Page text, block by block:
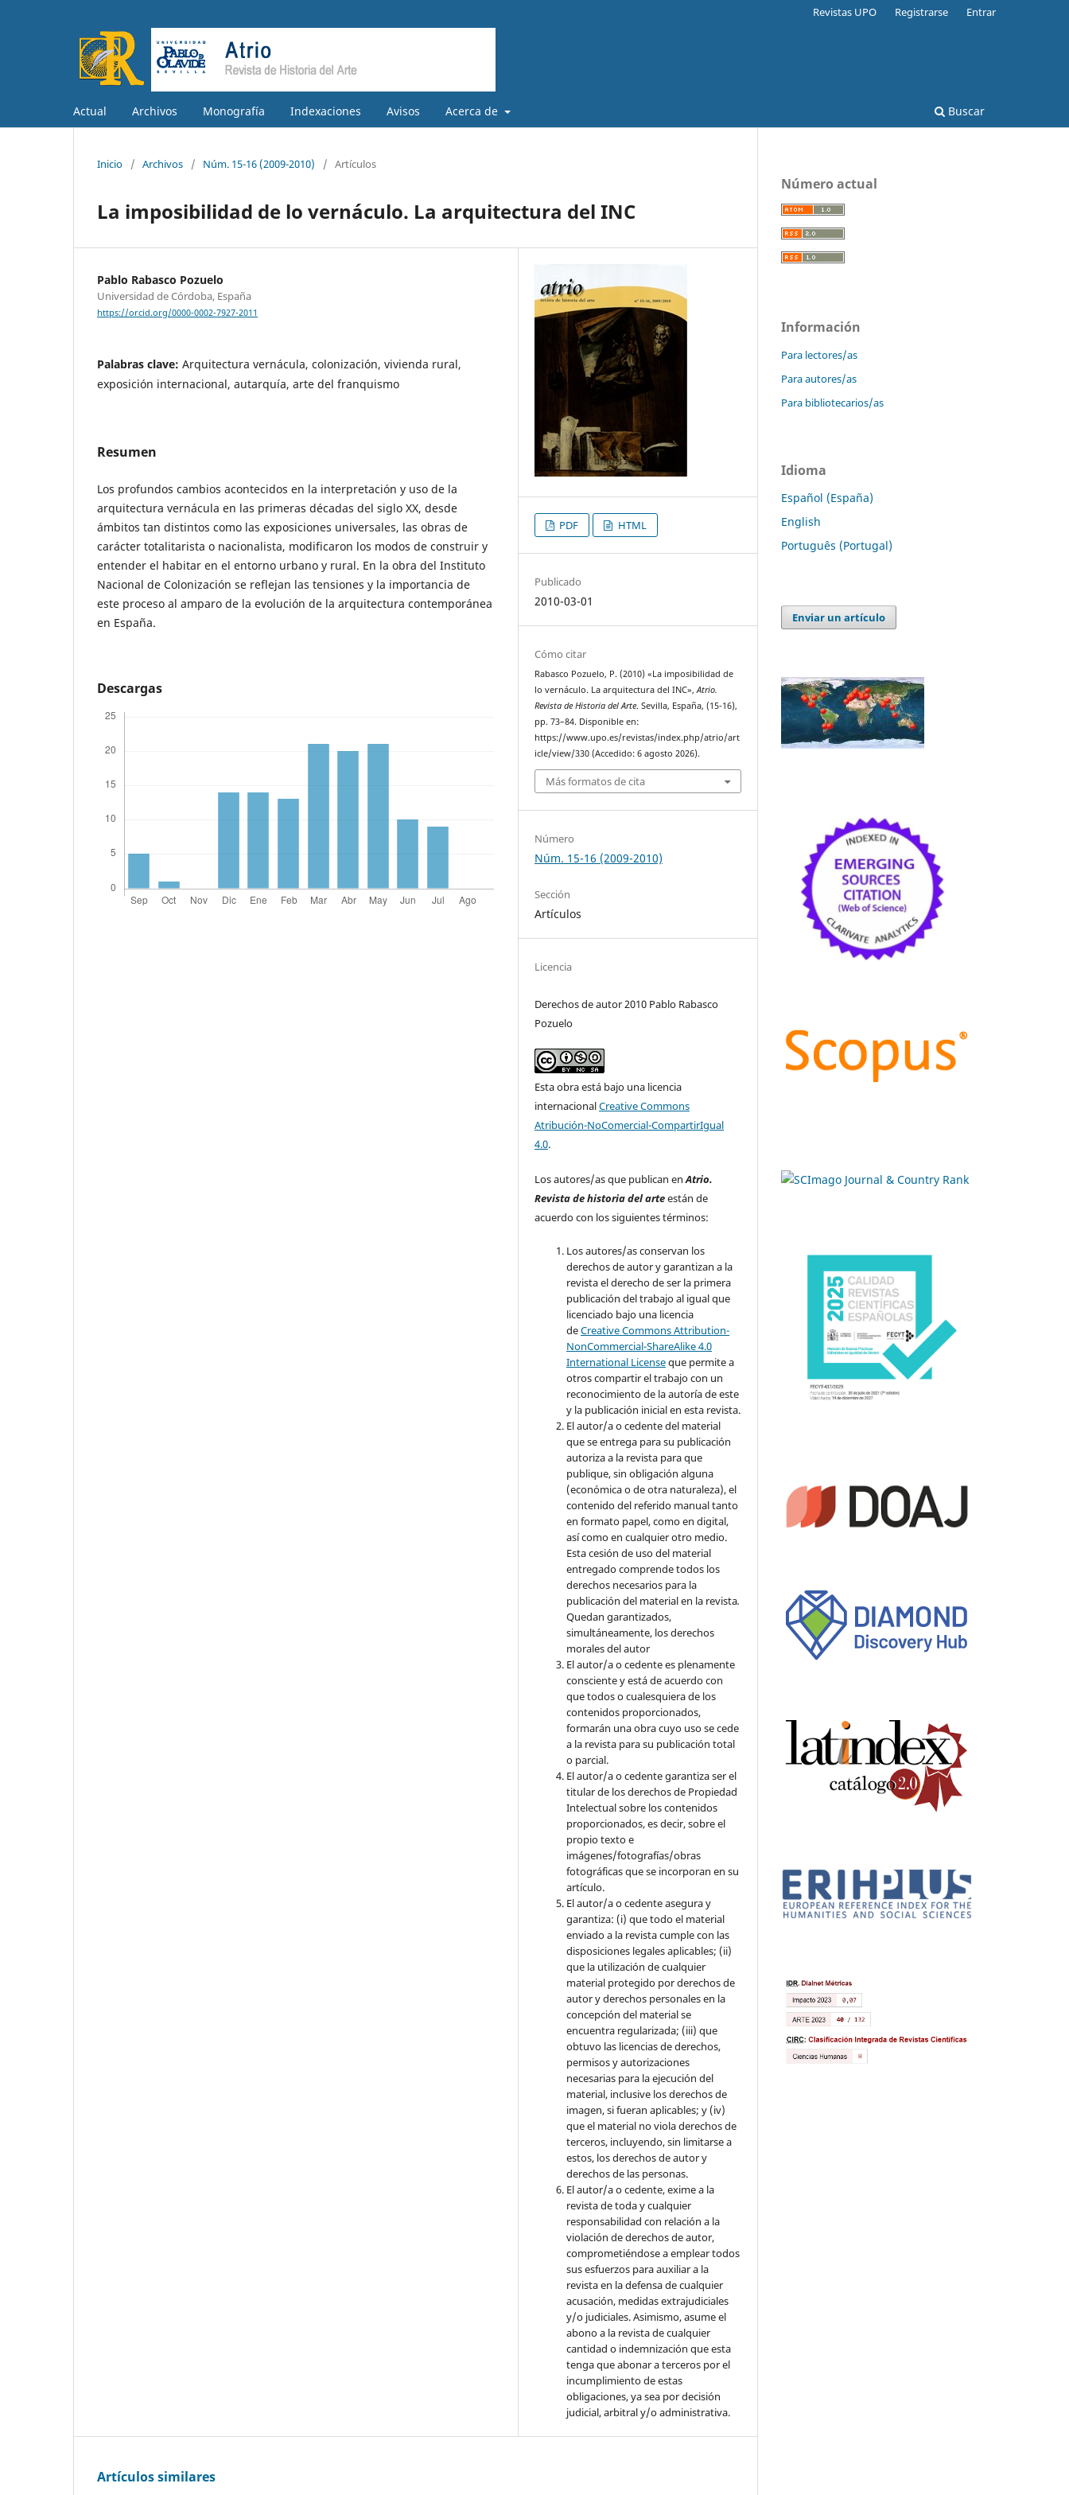
Actual Archivos Monografía Indexaciones Avisos Acerca de Buscar
Revistas UPO Registrarse Entrar
Inicio / Archivos / Núm. 15-16 (2009-2010) / Artículos
La imposibilidad de lo vernáculo. La arquitectura del INC
Pablo Rabasco Pozuelo
Universidad de Córdoba, España
https://orcid.org/0000-0002-7927-2011
Palabras clave: Arquitectura vernácula, colonización, vivienda rural,
exposición internacional, autarquía, arte del franquismo
Resumen
Los profundos cambios acontecidos en la interpretación y uso de la
arquitectura vernácula en las primeras décadas del siglo XX, desde
ámbitos tan distintos como las exposiciones universales, las obras de
carácter totalitarista o nacionalista, modificaron los modos de construir y
entender el habitar en el entorno urbano y rural. En la obra del Instituto
Nacional de Colonización se reflejan las tensiones y la importancia de
este proceso al amparo de la evolución de la arquitectura contemporánea
en España.
Descargas
PDF HTML
Publicado
2010-03-01
Cómo citar
Rabasco Pozuelo, P. (2010) «La imposibilidad de
lo vernáculo. La arquitectura del INC»,Atrio.
Revista de Historia del Arte. Sevilla, España, (15-16),
pp. 73–84. Disponible en:
https://www.upo.es/revistas/index.php/atrio/art
icle/view/330 (Accedido: 6 agosto 2026).
Más formatos de cita
Número
Núm. 15-16 (2009-2010)
Sección
Artículos
Licencia
Derechos de autor 2010 Pablo Rabasco
Pozuelo
Esta obra está bajo una licencia
internacionalCreative Commons
Atribución-NoComercial-CompartirIgual
4.0.
Los autores/as que publican enAtrio.
Revista de historia del arteestán de
acuerdo con los siguientes términos:
Los autores/as conservan los
derechos de autor y garantizan a la
revista el derecho de ser la primera
publicación del trabajo al igual que
licenciado bajo una licencia
deCreative Commons Attribution-
NonCommercial-ShareAlike 4.0
International Licenseque permite a
otros compartir el trabajo con un
reconocimiento de la autoría de este
y la publicación inicial en esta revista.
El autor/a o cedente del material
que se entrega para su publicación
autoriza a la revista para que
publique, sin obligación alguna
(económica o de otra naturaleza), el
contenido del referido manual tanto
en formato papel, como en digital,
así como en cualquier otro medio.
Esta cesión de uso del material
entregado comprende todos los
derechos necesarios para la
publicación del material en la revista.
Quedan garantizados,
simultáneamente, los derechos
morales del autor
El autor/a o cedente es plenamente
consciente y está de acuerdo con
que todos o cualesquiera de los
contenidos proporcionados,
formarán una obra cuyo uso se cede
a la revista para su publicación total
o parcial.
El autor/a o cedente garantiza ser el
titular de los derechos de Propiedad
Intelectual sobre los contenidos
proporcionados, es decir, sobre el
propio texto e
imágenes/fotografías/obras
fotográficas que se incorporan en su
artículo.
El autor/a o cedente asegura y
garantiza: (i) que todo el material
enviado a la revista cumple con las
disposiciones legales aplicables; (ii)
que la utilización de cualquier
material protegido por derechos de
autor y derechos personales en la
concepción del material se
encuentra regularizada; (iii) que
obtuvo las licencias de derechos,
permisos y autorizaciones
necesarias para la ejecución del
material, inclusive los derechos de
imagen, si fueran aplicables; y (iv)
que el material no viola derechos de
terceros, incluyendo, sin limitarse a
estos, los derechos de autor y
derechos de las personas.
El autor/a o cedente, exime a la
revista de toda y cualquier
responsabilidad con relación a la
violación de derechos de autor,
comprometiéndose a emplear todos
sus esfuerzos para auxiliar a la
revista en la defensa de cualquier
acusación, medidas extrajudiciales
y/o judiciales. Asimismo, asume el
abono a la revista de cualquier
cantidad o indemnización que esta
tenga que abonar a terceros por el
incumplimiento de estas
obligaciones, ya sea por decisión
judicial, arbitral y/o administrativa.
Artículos similares
Número actual
Información
Para lectores/as
Para autores/as
Para bibliotecarios/as
Idioma
Español (España)
English
Português (Portugal)
Enviar un artículo